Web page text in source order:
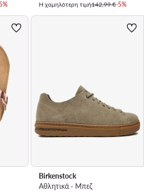
Η χαμηλότερη τιμή142,99 €-5%
Birkenstock
Αθλητικά · Μπεζ